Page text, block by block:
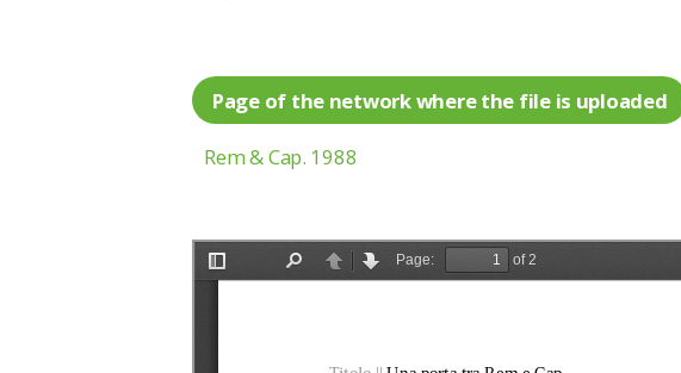
Page of the network where the file is uploaded
Rem & Cap. 1988